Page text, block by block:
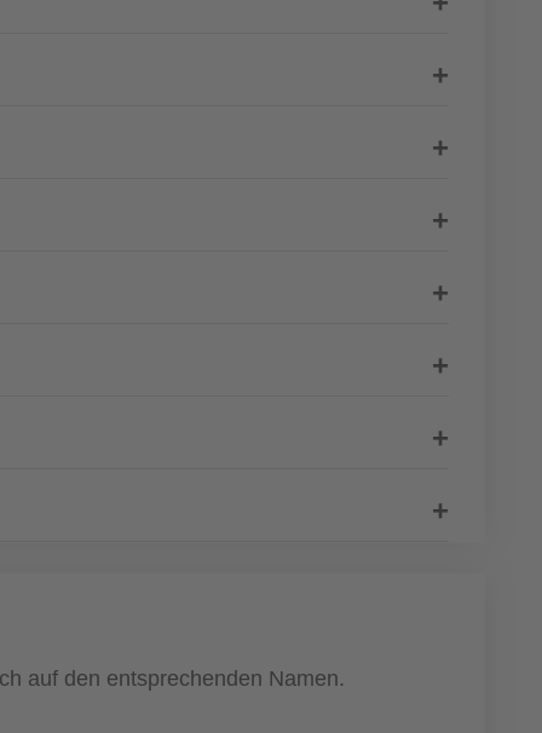
auf den entsprechenden Namen.